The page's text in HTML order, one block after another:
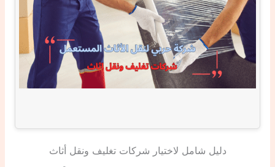
دليل شامل لاختيار شركات تغليف ونقل أثاث